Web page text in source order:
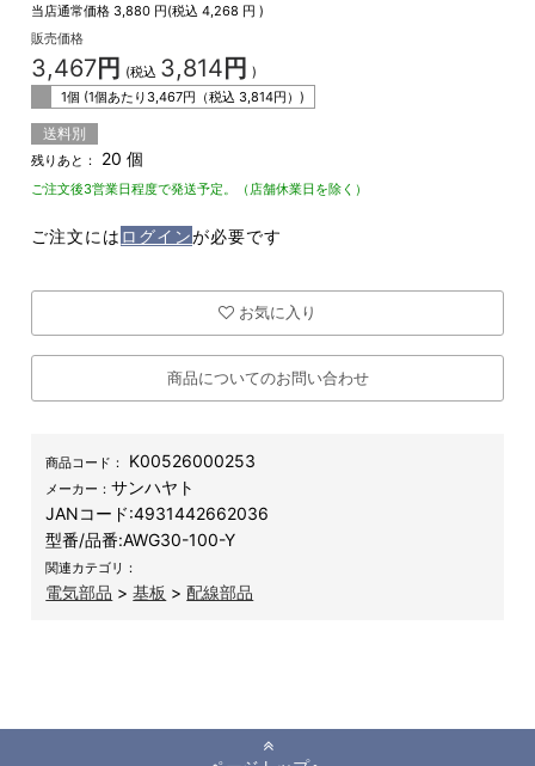
当店通常価格 3,880 円(税込4,268 円 )
販売価格
3,467円 (税込 3,814 円 )
1個 (1個あたり 3,467円（税込 3,814円）)
送料別
残りあと： 20 個
ご注文後3営業日程度で発送予定。（店舗休業日を除く）
ご注文には ログインが必要です
お気に入り
商品についてのお問い合わせ
商品コード： K00526000253
メーカー：サンハヤト
JANコード:4931442662036
型番/品番:AWG30-100-Y
関連カテゴリ：
電気部品 >基板 >配線部品